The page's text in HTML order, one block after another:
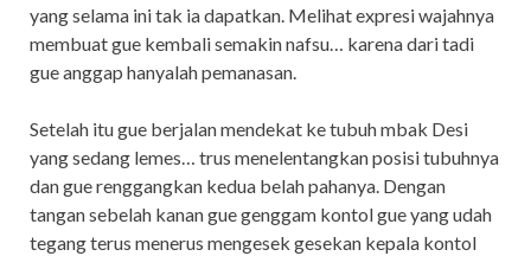
yang selama ini tak ia dapatkan. Melihat expresi wajahnya
membuat gue kembali semakin nafsu… karena dari tadi
gue anggap hanyalah pemanasan.
Setelah itu gue berjalan mendekat ke tubuh mbak Desi
yang sedang lemes… trus menelentangkan posisi tubuhnya
dan gue renggangkan kedua belah pahanya. Dengan
tangan sebelah kanan gue genggam kontol gue yang udah
tegang terus menerus mengesek gesekan kepala kontol